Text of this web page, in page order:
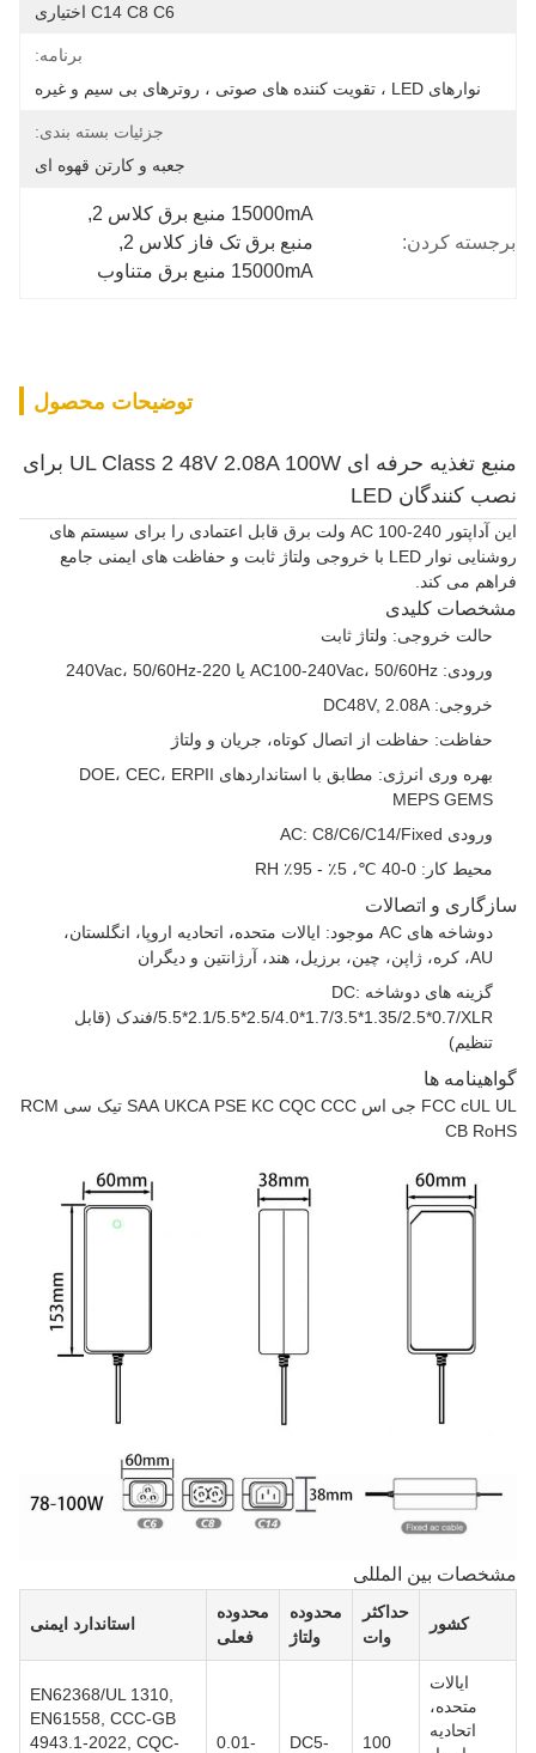
C14 C8 C6 اختیاری
برنامه:
نوارهای LED ، تقویت کننده های صوتی ، روترهای بی سیم و غیره
جزئیات بسته بندی:
جعبه و کارتن قهوه ای
برجسته کردن:
15000mA منبع برق کلاس 2
,
منبع برق تک فاز کلاس 2
,
15000mA منبع برق متناوب
توضیحات محصول
منبع تغذیه حرفه ای UL Class 2 48V 2.08A 100W برای
نصب کنندگان LED
این آداپتور AC 100-240 ولت برق قابل اعتمادی را برای سیستم های
روشنایی نوار LED با خروجی ولتاژ ثابت و حفاظت های ایمنی جامع
فراهم می کند.
مشخصات کلیدی
حالت خروجی: ولتاژ ثابت
ورودی: AC100-240Vac، 50/60Hz یا 220-240Vac، 50/60Hz
خروجی: DC48V, 2.08A
حفاظت: حفاظت از اتصال کوتاه، جریان و ولتاژ
بهره وری انرژی: مطابق با استانداردهای DOE، CEC، ERPII
MEPS GEMS
ورودی AC: C8/C6/C14/Fixed
محیط کار: 0-40 ℃، 5٪ - 95٪ RH
سازگاری و اتصالات
دوشاخه های AC موجود: ایالات متحده، اتحادیه اروپا، انگلستان،
AU، کره، ژاپن، چین، برزیل، هند، آرژانتین و دیگران
گزینه های دوشاخه DC:
5.5*2.1/5.5*2.5/4.0*1.7/3.5*1.35/2.5*0.7/XLR/فندک (قابل
تنظیم)
گواهینامه ها
UL
cUL
FCC جی اس CCC
CQC
KC
PSE
UKCA
SAA تیک سی RCM
RoHS
CB
مشخصات بین المللی
کشور
حداکثر
وات
محدوده
ولتاژ
محدوده
فعلی
استاندارد ایمنی
ایالات
متحده،
اتحادیه
100
DC5-
0.01-
EN62368/UL 1310,
EN61558, CCC-GB
4943.1-2022, CQC-